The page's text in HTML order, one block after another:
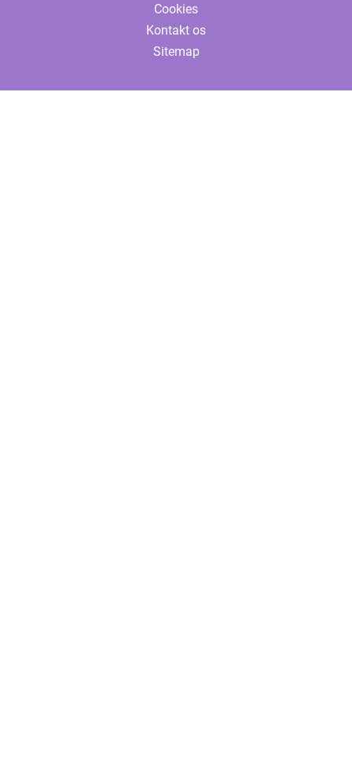
Cookies
Kontakt os
Sitemap